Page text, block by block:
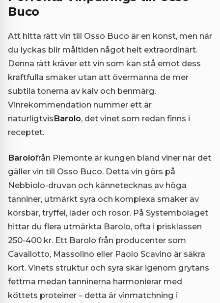
Buco
Att hitta rätt vin till Osso Buco är en konst, men när
du lyckas blir måltiden något helt extraordinärt.
Denna rätt kräver ett vin som kan stå emot dess
kraftfulla smaker utan att övermanna de mer
subtila tonerna av kalv och benmärg.
Vinrekommendation nummer ett är
naturligtvisBarolo, det vinet som redan finns i
receptet.
Barolofrån Piemonte är kungen bland viner när det
gäller vin till Osso Buco. Detta vin görs på
Nebbiolo-druvan och kännetecknas av höga
tanniner, utmärkt syra och komplexa smaker av
körsbär, tryffel, läder och rosor. På Systembolaget
hittar du flera utmärkta Barolo, ofta i prisklassen
250-400 kr. Ett Barolo från producenter som
Cavallotto, Massolino eller Paolo Scavino är säkra
kort. Vinets struktur och syra skär igenom grytans
fettma medan tanninerna harmonierar med
köttets proteiner – detta är vinmatchning i